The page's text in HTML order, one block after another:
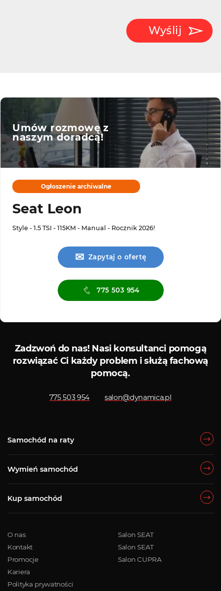
Wyślij
Umów rozmowę z
naszym doradcą!
Ogłoszenie archiwalne
Seat Leon
Style - 1.5 TSI - 115KM - Manual - Rocznik 2026!
✉ Zapytaj o ofertę
775 503 954
Zadzwoń do nas!Nasi konsultanci pomogą
rozwiązać Ci każdy problem i służą fachową
pomocą.
775 503 954 salon@dynamica.pl
Samochód na raty
Wymień samochód
Kup samochód
O nas
Kontakt
Promocje
Kariera
Polityka prywatności
Salon SEAT
Salon SEAT
Salon CUPRA